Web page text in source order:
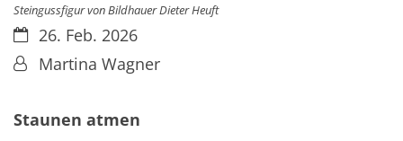
Steingussfigur von Bildhauer Dieter Heuft
Datum:26. Feb. 2026
Von:Martina Wagner
Staunen atmen